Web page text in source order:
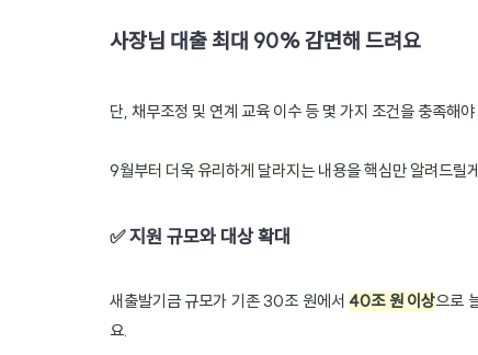
사장님 대출 최대 90% 감면해 드려요
단, 채무조정 및 연계 교육 이수 등 몇 가지 조건을 충족해
9월부터 더욱 유리하게 달라지는 내용을 핵심만 알려드릴
✅ 지원 규모와 대상 확대
새출발기금 규모가 기존 30조 원에서 40조 원 이상으로
요.